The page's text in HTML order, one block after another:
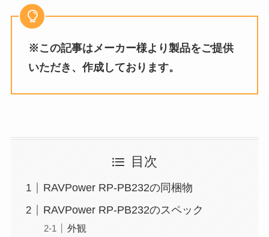
※この記事はメーカー様より製品をご提供
いただき、作成しております。
目次
RAVPower RP-PB232の同梱物
RAVPower RP-PB232のスペック
外観